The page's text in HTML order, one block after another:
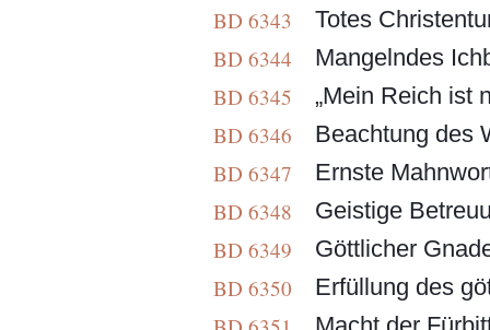
BD 6343
Totes
BD 6344
Mangelndes
BD 6345
„Mein Reich ist
BD 6346
Beachtung des
BD 6347
Ernste
BD 6348
Geistige
BD 6349
Göttlicher
BD 6350
Erfüllung des